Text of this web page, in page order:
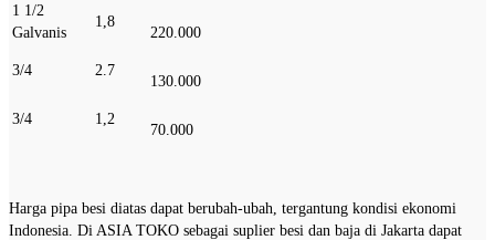
1 1/2
Galvanis
1,8
220.000
3/4 2.7
130.000
3/4 1,2
70.000
Harga pipa besi diatas dapat berubah-ubah, tergantung kondisi ekonomi
Indonesia. Di ASIA TOKO sebagai suplier besi dan baja di Jakarta dapat